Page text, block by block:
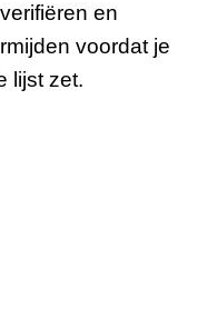
en
voordat je
lijst zet.